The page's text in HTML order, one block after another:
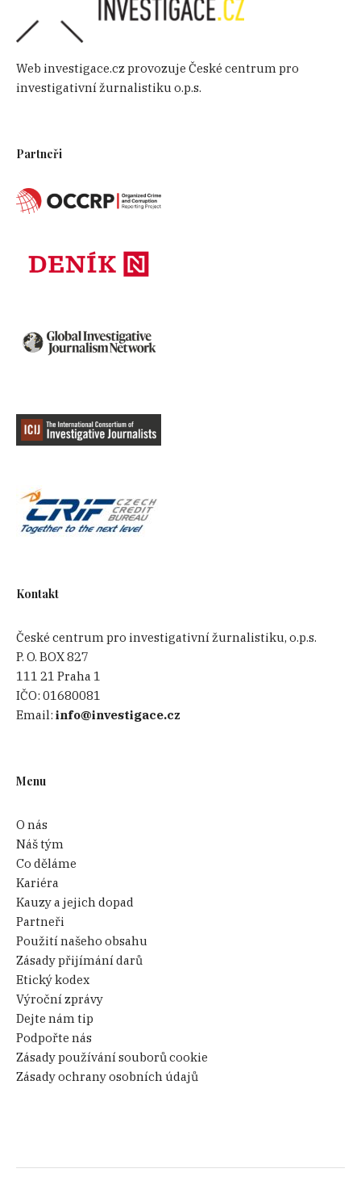
Web investigace.cz provozuje České centrum pro
investigativní žurnalistiku o.p.s.
Partneři
Kontakt
České centrum pro investigativní žurnalistiku, o.p.s.
P. O. BOX 827
111 21 Praha 1
IČO:01680081
Email:info@investigace.cz
Menu
O nás
Náš tým
Co děláme
Kariéra
Kauzy a jejich dopad
Partneři
Použití našeho obsahu
Zásady přijímání darů
Etický kodex
Výroční zprávy
Dejte nám tip
Podpořte nás
Zásady používání souborů cookie
Zásady ochrany osobních údajů